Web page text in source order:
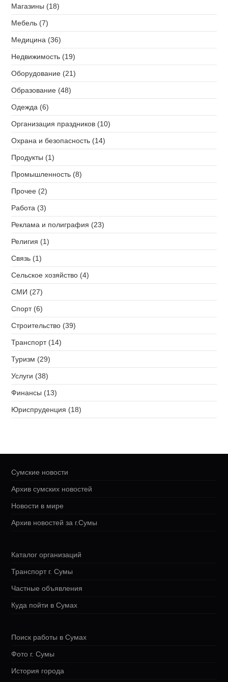
Магазины (18)
Мебель (7)
Медицина (36)
Недвижимость (19)
Оборудование (21)
Образование (48)
Одежда (6)
Организация праздников (10)
Охрана и безопасность (14)
Продукты (1)
Промышленность (8)
Прочее (2)
Работа (3)
Реклама и полиграфия (23)
Религия (1)
Связь (1)
Сельское хозяйство (4)
СМИ (27)
Спорт (6)
Строительство (39)
Транспорт (14)
Туризм (29)
Услуги (38)
Финансы (13)
Юриспруденция (18)
Сумские новости
Архив сумских новостей
Новости в мире
Архив новостей за г.Сумы
Каталог организаций
Транспорт г. Сумы
Частные объявления
Куда пойти в Сумах
Поиск работы в Сумах
Фото г. Сумы
История города